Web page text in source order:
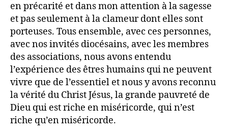
en précarité et dans mon attention à la sagesse
et pas seulement à la clameur dont elles sont
porteuses. Tous ensemble, avec ces personnes,
avec nos invités diocésains, avec les membres
des associations, nous avons entendu
l’expérience des êtres humains qui ne peuvent
vivre que de l’essentiel et nous y avons reconnu
la vérité du Christ Jésus, la grande pauvreté de
Dieu qui est riche en miséricorde, qui n’est
riche qu’en miséricorde.